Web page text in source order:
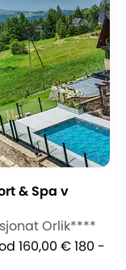
& Spa v
Orlik****
160,00 €180 -